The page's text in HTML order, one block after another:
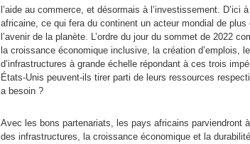
l’aide au commerce, et désormais à l’investissement. D’ici
africaine, ce qui fera du continent un acteur mondial de
l’avenir de la planète. L’ordre du jour du sommet de 2022
la croissance économique inclusive, la création d’emplois,
d’infrastructures à grande échelle répondant à ces trois
États-Unis peuvent-ils tirer parti de leurs ressources
a besoin ?
Avec les bons partenariats, les pays africains parviendront
des infrastructures, la croissance économique et la